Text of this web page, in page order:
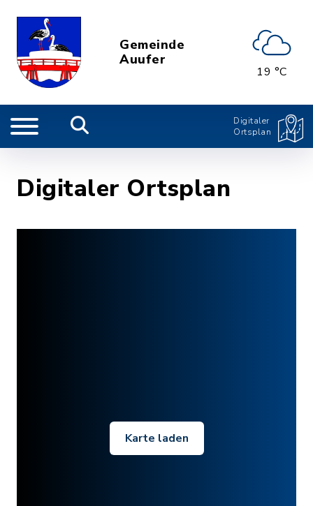
Gemeinde
Auufer
19 °C
Digitaler
Ortsplan
Digitaler Ortsplan
Karte laden